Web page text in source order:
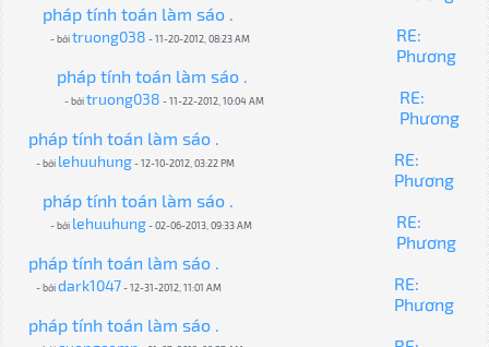
pháp tính toán làm sáo .
- bởitruong038 - 11-20-2012, 08:23 AM
RE:
Phương
pháp tính toán làm sáo .
- bởitruong038 - 11-22-2012, 10:04 AM
RE:
Phương
pháp tính toán làm sáo .
- bởi lehuuhung- 12-10-2012, 03:22 PM
RE:
Phương
pháp tính toán làm sáo .
- bởi lehuuhung- 02-06-2013, 09:33 AM
RE:
Phương
pháp tính toán làm sáo .
- bởidark1047 - 12-31-2012, 11:01 AM
RE:
Phương
pháp tính toán làm sáo .